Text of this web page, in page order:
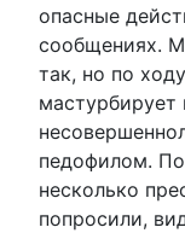
опасные
сообщениях.
так, но по
мастурбирует
педофилом.
несколько
попросили,